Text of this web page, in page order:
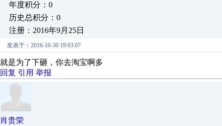
年度积分：0
历史总积分：0
注册：2016年9月25日
发表于：2016-10-30 19:03:07
就是为了下砸，你去淘宝啊多
回复 引用 举报
肖贵荣